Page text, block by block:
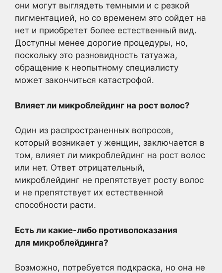
они могут выглядеть темными и с резкой
пигментацией, но со временем это сойдет на
нет и приобретет более естественный вид.
Доступны менее дорогие процедуры, но,
поскольку это разновидность татуажа,
обращение к неопытному специалисту
может закончиться катастрофой.
Влияет ли микроблейдинг на рост волос?
Один из распространенных вопросов,
который возникает у женщин, заключается в
том, влияет ли микроблейдинг на рост волос
или нет. Ответ отрицательный,
микроблейдинг не препятствует росту волос
и не препятствует их естественной
способности расти.
Есть ли какие-либо противопоказания
для микроблейдинга?
Возможно, потребуется подкраска, но она не